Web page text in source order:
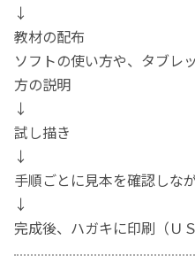
↓
教材の配布
ソフトの使い方や、タブレ
方の説明
↓
試し描き
↓
手順ごとに見本を確認しな
↓
完成後、ハガキに印刷（Ｕ